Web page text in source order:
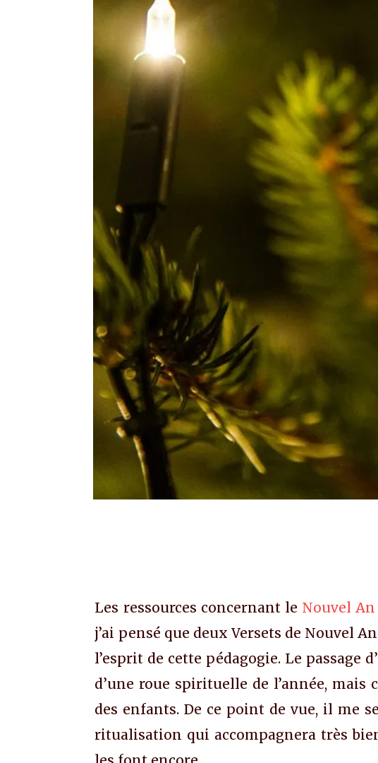
Les ressources concernant le Nouvel An
j’ai pensé que deux Versets de Nouvel
l’esprit de cette pédagogie. Le passage
d’une roue spirituelle de l’année,
des enfants. De ce point de vue, il me
ritualisation qui accompagnera très